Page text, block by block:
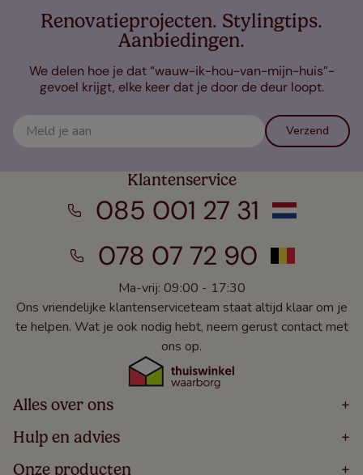
Renovatieprojecten. Stylingtips.
Aanbiedingen.
We delen hoe je dat “wauw-ik-hou-van-mijn-huis”-
gevoel krijgt, elke keer dat je door de deur loopt.
Verzend
Klantenservice
085 001 27 31
078 07 72 90
Ma-vrij: 09:00 - 17:30
Ons vriendelijke klantenserviceteam staat altijd klaar om je
te helpen. Wat je ook nodig hebt, neem gerust contact met
ons op.
Alles over ons +
Home
Over
Bestellen
Hulp en advies +
Volg Je Bestelling
Onze producten +